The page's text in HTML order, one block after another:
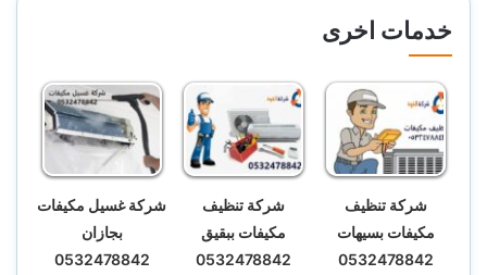
خدمات اخرى
شركة تنظيف
مكيفات بسيهات
0532478842
شركة تنظيف
مكيفات ببقيق
0532478842
شركة غسيل مكيفات
بجازان
0532478842